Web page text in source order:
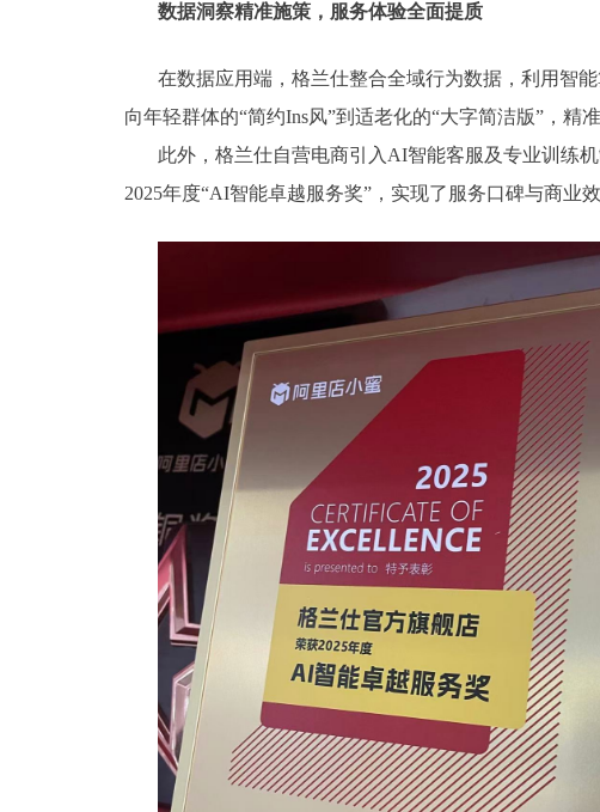
数据洞察精准施策，服务体验全面提质
在数据应用端，格兰仕整合全域行为数据，利用智
向年轻群体的“简约Ins风”到适老化的“大字简洁版”，精
此外，格兰仕自营电商引入AI智能客服及专业训练
2025年度“AI智能卓越服务奖”，实现了服务口碑与商业